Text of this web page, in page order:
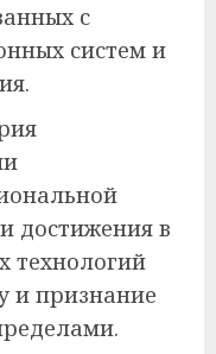
с
систем и
достижения в
технологий
и признание